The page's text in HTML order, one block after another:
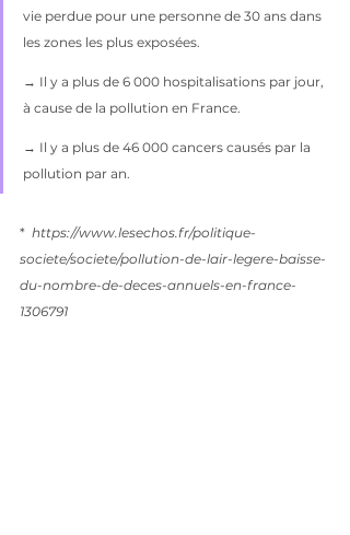
vie perdue pour une personne de 30 ans dans
les zones les plus exposées.
→ Il y a plus de 6 000 hospitalisations par jour,
à cause de la pollution en France.
→ Il y a plus de 46 000 cancers causés par la
pollution par an.
* https://www.lesechos.fr/politique-
societe/societe/pollution-de-lair-legere-baisse-
du-nombre-de-deces-annuels-en-france-
1306791